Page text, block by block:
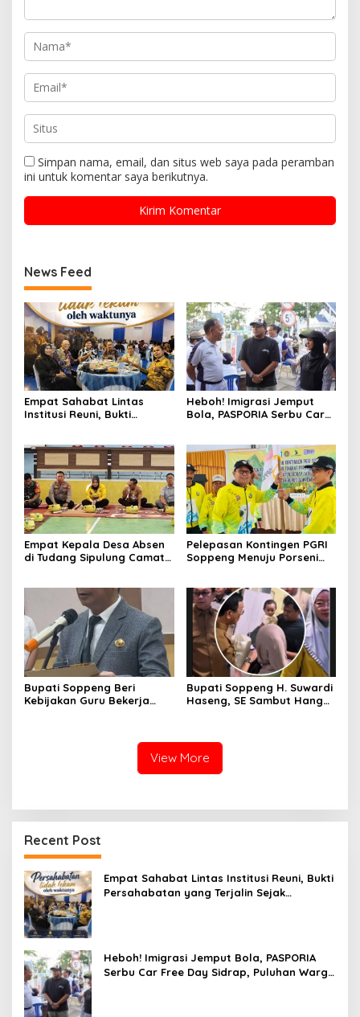
Simpan nama, email, dan situs web saya pada peramban
ini untuk komentar saya berikutnya.
News Feed
Empat Sahabat Lintas
Institusi Reuni, Bukti
Heboh! Imigrasi Jemput
Bola, PASPORIA Serbu Car
Layanan Paspor Akhir
Pekan
Empat Kepala Desa Absen
di Tudang Sipulung Camat
Pelepasan Kontingen PGRI
Soppeng Menuju Porseni
Nama Bumi Latemmamala
Bupati Soppeng Beri
Kebijakan Guru Bekerja
Bupati Soppeng H. Suwardi
Haseng, SE Sambut Hangat
View More
Recent Post
Empat Sahabat Lintas Institusi Reuni, Bukti
Persahabatan yang Terjalin Sejak
Heboh! Imigrasi Jemput Bola, PASPORIA
Serbu Car Free Day Sidrap, Puluhan Warga